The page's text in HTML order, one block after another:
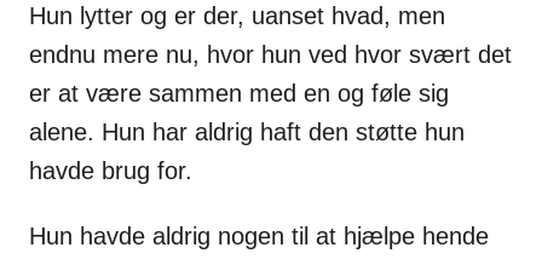
Hun lytter og er der, uanset hvad, men
endnu mere nu, hvor hun ved hvor svært det
er at være sammen med en og føle sig
alene. Hun har aldrig haft den støtte hun
havde brug for.
Hun havde aldrig nogen til at hjælpe hende